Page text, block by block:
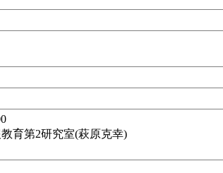
育第2研究室(萩原克幸)